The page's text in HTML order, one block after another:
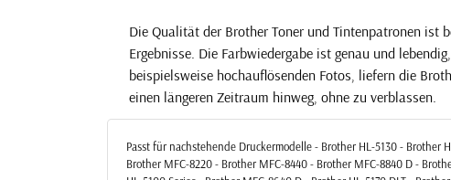
Die Qualität der Brother Toner und Tintenpatronen ist
Ergebnisse. Die Farbwiedergabe ist genau und
beispielsweise hochauflösenden Fotos, liefern die
einen längeren Zeitraum hinweg, ohne zu verblassen.
Passt für nachstehende Druckermodelle - Brother HL-5130 - Brother
Brother MFC-8220 - Brother MFC-8440 - Brother MFC-8840 D -